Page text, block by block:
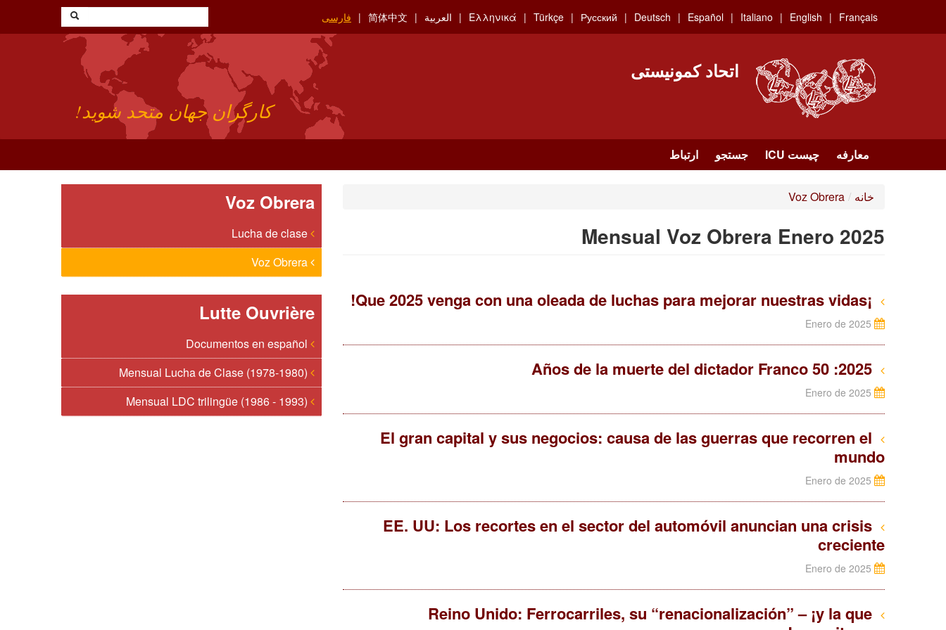
main
Français
English
Italiano
Español
Deutsch
Русский
Türkçe
Ελληνικά العربية 简体中文 فارسی
اتحاد کمونیستی
کارگران جهان متحد شوید!
معارفه چیست ICU جستجو ارتباط
Voz Obrera
Lutte Ouvrière
خانه /
Voz Obrera
Mensual Voz Obrera Enero 2025
¡Que 2025 venga con una oleada de luchas para mejorar nuestras vidas!
El gran capital y sus negocios: causa de las guerras que recorren el
mundo
EE. UU: Los recortes en el sector del automóvil anuncian una crisis
creciente
Reino Unido: Ferrocarriles, su “renacionalización” – ¡y la que